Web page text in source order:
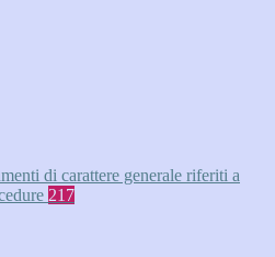
di carattere generale riferiti a
217